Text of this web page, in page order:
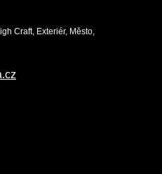
Craft, Exteriér, Město,